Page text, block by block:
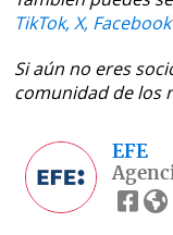
TikTok, X, Facebook
Si aún no eres
comunidad de los
EFE